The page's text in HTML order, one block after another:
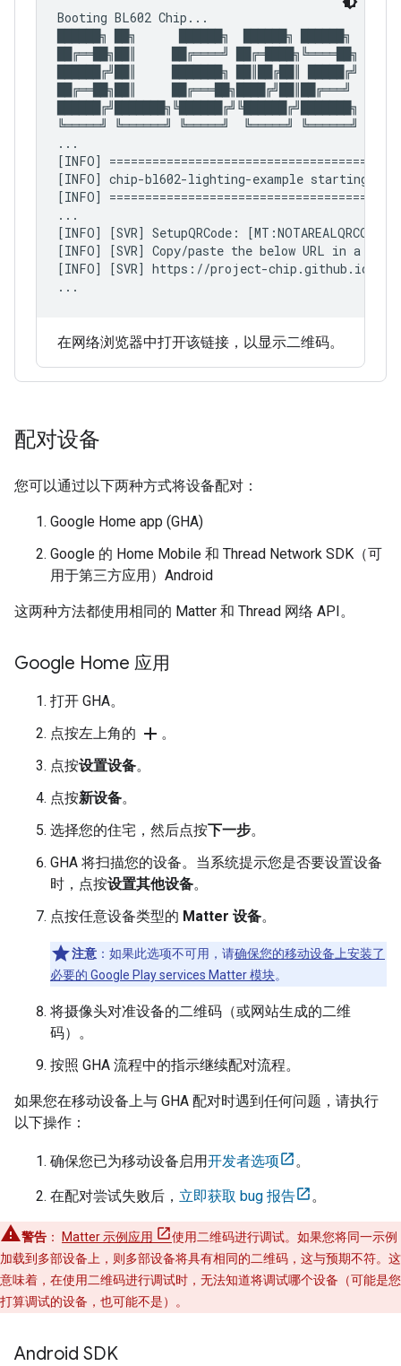
Booting BL602 Chip...
██████╗ ██╗      ██████╗  ██████╗ ██████╗
██╔══██╗██║     ██╔════╝ ██╔═████╗╚════██╗
██████╔╝██║     ███████╗ ██║██╔██║ █████╔╝
██╔══██╗██║     ██╔═══██╗████╔╝██║██╔═══╝
██████╔╝███████╗╚██████╔╝╚██████╔╝███████╗
╚═════╝ ╚══════╝ ╚═════╝  ╚═════╝ ╚══════╝
...
[INFO]
[INFO] chip-bl602-lighting-example starting
[INFO]
...
[INFO] [SVR] SetupQRCode:
[INFO] [SVR] Copy/paste the below URL in a
[INFO] [SVR] https://project-chip.github.io/
...
在网络浏览器中打开该链接，以显示二维码。
配对设备
您可以通过以下两种方式将设备配对：
Google Home app (GHA)
Google 的 Home Mobile 和 Thread Network SDK（可
用于第三方应用） Android
这两种方法都使用相同的 Matter 和 Thread 网络 API。
Google Home 应用
打开 GHA。
点按左上角的 add 。
点按设置设备。
点按新设备。
选择您的住宅，然后点按下一步。
GHA 将扫描您的设备。当系统提示您是否要设置设备
时，点按设置其他设备。
点按任意设备类型的 Matter 设备。
注意 ：如果此选项不可用，请确保您的移动设备上安装了
必要的 Google Play services Matter模块。
将摄像头对准设备的二维码（或网站生成的二维
码）。
按照 GHA 流程中的指示继续配对流程。
如果您在移动设备上与 GHA 配对时遇到任何问题，请执行
以下操作：
确保您已为移动设备启用开发者选项 。
在配对尝试失败后， 立即获取 bug 报告 。
警告 ： Matter示例应用
使用二维码进行调试。如果您将同一示例
加载到多部设备上，则多部设备将具有相同的二维码，这与预期不符。这
意味着，在使用二维码进行调试时，无法知道将调试哪个设备（可能是您
打算调试的设备，也可能不是）。
Android SDK